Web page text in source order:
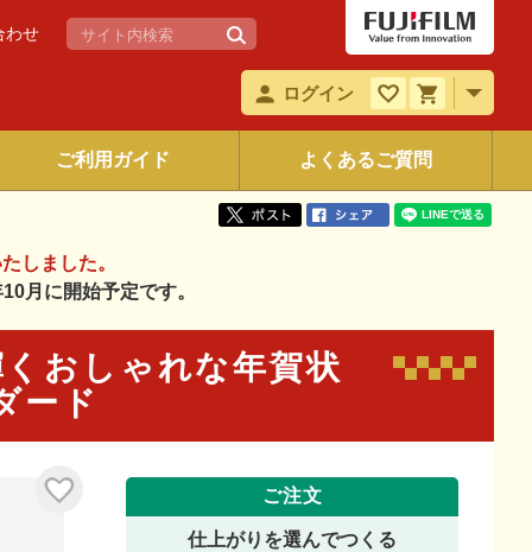
わせ
ログイン
ご利用ガイド よくあるご質問
しました。
月に開始予定です。
おしゃれな年賀状
ード
ご注文
仕上がりを選んでつくる